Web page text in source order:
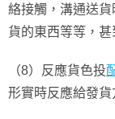
絡接觸，溝通送
貨的東西等等，
（8）反應貨色投
形實時反應給發貨